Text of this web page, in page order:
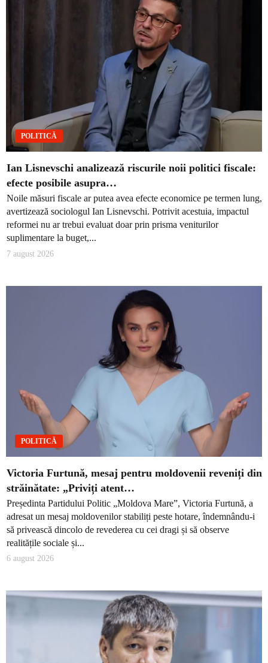
POLITICĂ
Ian Lisnevschi analizează riscurile noii politici fiscale:
efecte posibile asupra…
Noile măsuri fiscale ar putea avea efecte economice pe termen lung,
avertizează sociologul Ian Lisnevschi. Potrivit acestuia, impactul
reformei nu ar trebui evaluat doar prin prisma veniturilor
suplimentare la buget,...
7 august 2026
POLITICĂ
Victoria Furtună, mesaj pentru moldovenii reveniți din
străinătate: „Priviți atent…
Președinta Partidului Politic „Moldova Mare”, Victoria Furtună, a
adresat un mesaj moldovenilor stabiliți peste hotare, îndemnându-i
să privească dincolo de revederea cu cei dragi și să observe
realitățile sociale și...
6 august 2026